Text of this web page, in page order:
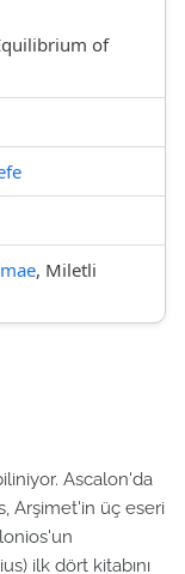
of
, Miletli
Ascalon'da
Arşimet'in üç eseri
ilk dört kitabını